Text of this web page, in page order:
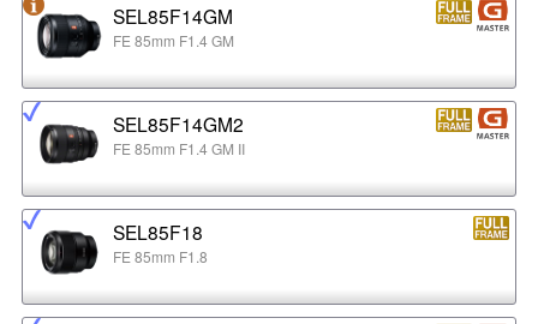
SEL85F14GM
FE 85mm F1.4 GM
SEL85F14GM2
FE 85mm F1.4 GM II
SEL85F18
FE 85mm F1.8